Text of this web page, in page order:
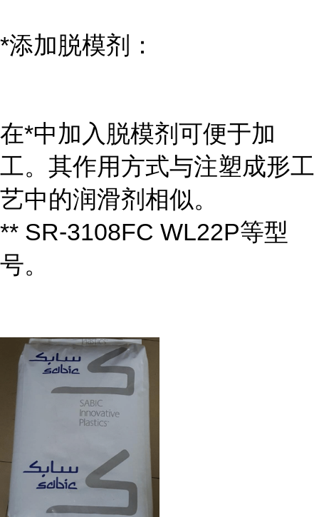
*添加脱模剂：
在*中加入脱模剂可便于加
工。其作用方式与注塑成形工
艺中的润滑剂相似。
** SR-3108FC WL22P等型
号。